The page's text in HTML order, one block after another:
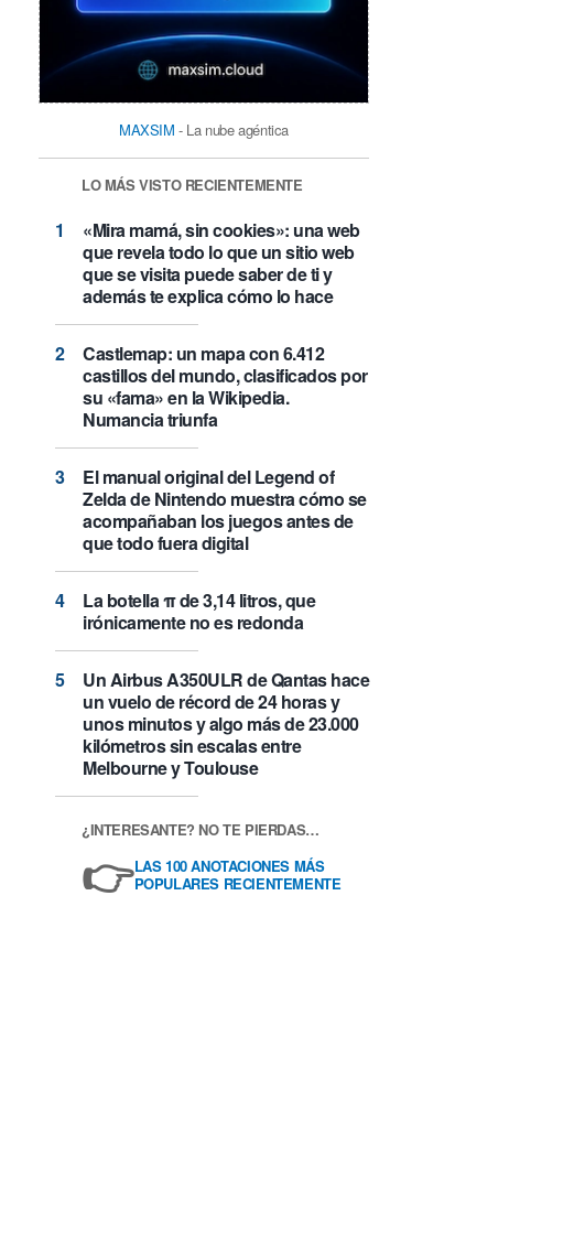
MAXSIM - La nube agéntica
LO MÁS VISTO RECIENTEMENTE
«Mira mamá, sin cookies»: una web
que revela todo lo que un sitio web
que se visita puede saber de ti y
además te explica cómo lo hace
Castlemap: un mapa con 6.412
castillos del mundo, clasificados por
su «fama» en la Wikipedia.
Numancia triunfa
El manual original del Legend of
Zelda de Nintendo muestra cómo se
acompañaban los juegos antes de
que todo fuera digital
La botella π de 3,14 litros, que
irónicamente no es redonda
Un Airbus A350ULR de Qantas hace
un vuelo de récord de 24 horas y
unos minutos y algo más de 23.000
kilómetros sin escalas entre
Melbourne y Toulouse
¿INTERESANTE? NO TE PIERDAS…
👉LAS 100 ANOTACIONES MÁS
POPULARES RECIENTEMENTE